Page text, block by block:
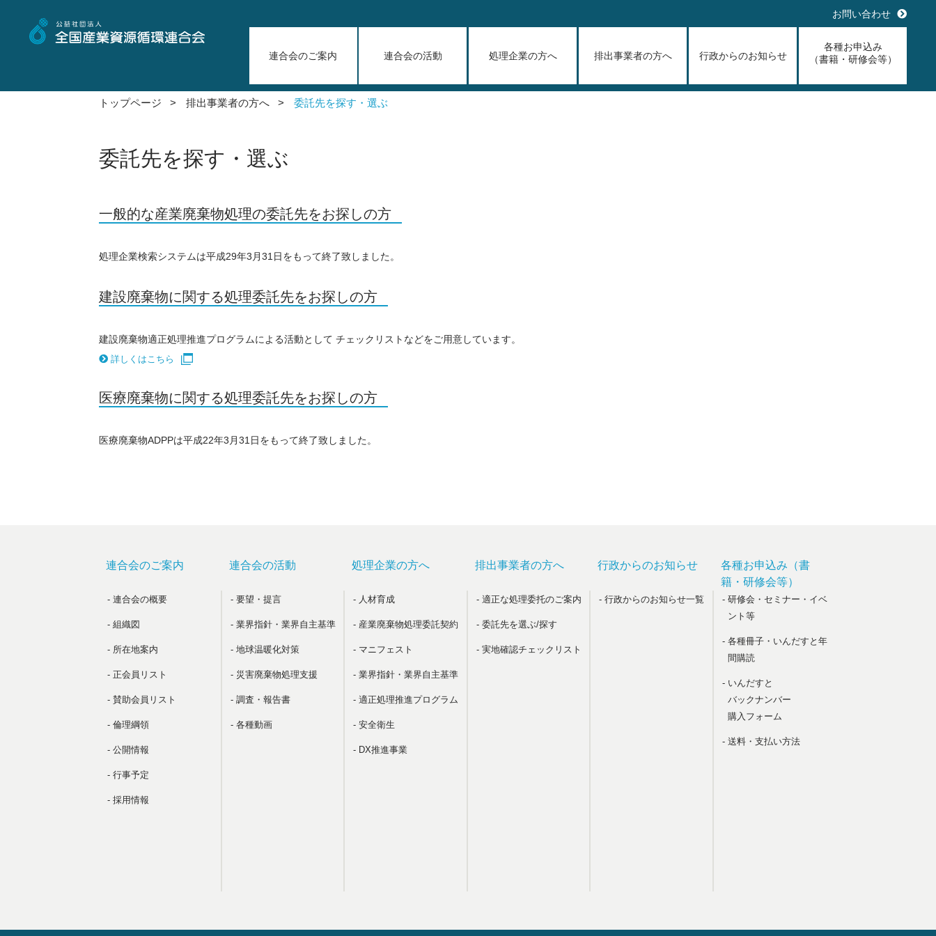
お問い合わせ
連合会のご案内 連合会の活動 処理企業の方へ 排出事業者の方へ 行政からのお知らせ
各種お申込み
（書籍・研修会等）
トップページ > 排出事業者の方へ > 委託先を探す・選ぶ
委託先を探す・選ぶ
一般的な産業廃棄物処理の委託先をお探しの方
処理企業検索システムは平成29年3月31日をもって終了致しました。
建設廃棄物に関する処理委託先をお探しの方
建設廃棄物適正処理推進プログラムによる活動として チェックリストなどをご用意しています。
詳しくはこちら
医療廃棄物に関する処理委託先をお探しの方
医療廃棄物ADPPは平成22年3月31日をもって終了致しました。
連合会のご案内
- 連合会の概要
- 組織図
- 所在地案内
- 正会員リスト
- 賛助会員リスト
- 倫理綱領
- 公開情報
- 行事予定
- 採用情報
連合会の活動
- 要望・提言
- 業界指針・業界自主基準
- 地球温暖化対策
- 災害廃棄物処理支援
- 調査・報告書
- 各種動画
処理企業の方へ
- 人材育成
- 産業廃棄物処理委託契約
- マニフェスト
- 業界指針・業界自主基準
- 適正処理推進プログラム
- 安全衛生
- DX推進事業
排出事業者の方へ
- 適正な処理委托のご案内
- 委託先を選ぶ/探す
- 実地確認チェックリスト
行政からのお知らせ
- 行政からのお知らせ一覧
各種お申込み（書
籍・研修会等）
- 研修会・セミナー・イベ
ント等
- 各種冊子・いんだすと年
間購読
- いんだすと
バックナンバー
購入フォーム
- 送料・支払い方法